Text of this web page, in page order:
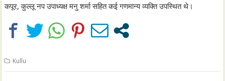
कपूर, कुल्लू नप उपाध्यक्ष मनु शर्मा सहित कई गणमान्य व्यक्ति उपस्थित थे।
Kullu